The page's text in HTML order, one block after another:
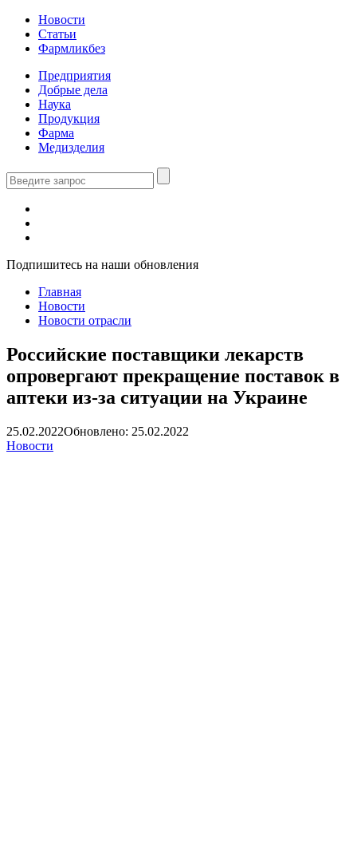
Новости
Статьи
Фармликбез
Предприятия
Добрые дела
Наука
Продукция
Фарма
Медизделия
Подпишитесь на наши обновления
Главная
Новости
Новости отрасли
Российские поставщики лекарств
опровергают прекращение поставок в
аптеки из-за ситуации на Украине
25.02.2022Обновлено: 25.02.2022
Новости